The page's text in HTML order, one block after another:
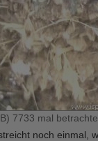
7733 mal
noch einmal,